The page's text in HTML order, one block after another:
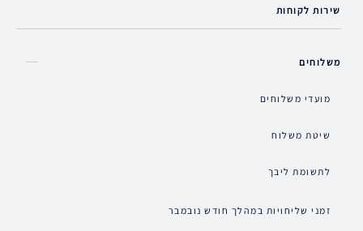
שירות לקוחות
משלוחים
מועדי משלוחים
שיטת משלוח
לתשומת ליבך
זמני שליחויות במהלך חודש נובמבר